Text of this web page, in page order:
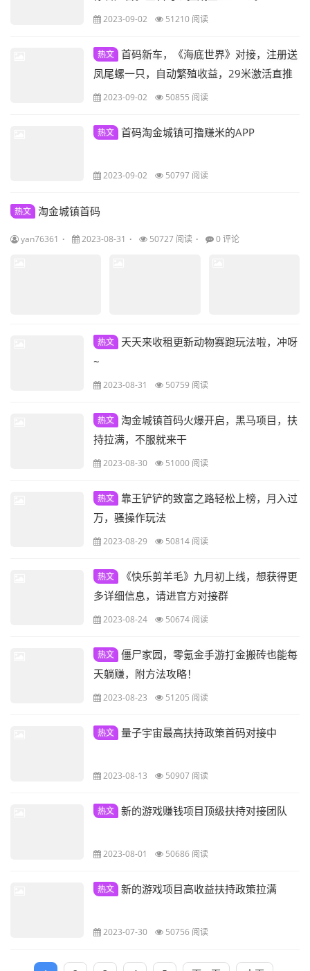
2023-09-02 51210 阅读
热文 首码新车，《海底世界》对接，注册送
凤尾螺一只，自动繁殖收益，29米激活直推
奖励3米。
2023-09-02 50855 阅读
热文 首码淘金城镇可撸赚米的APP
2023-09-02 50797 阅读
热文 淘金城镇首码
yan76361 2023-08-31 50727 阅读 0 评论
热文
天天来收租更新动物赛跑玩法啦，冲呀
~
2023-08-31 50759 阅读
热文 淘金城镇首码火爆开启，黑马项目，扶
持拉满，不服就来干
2023-08-30 51000 阅读
热文
靠王铲铲的致富之路轻松上榜，月入过
万，骚操作玩法
2023-08-29 50814 阅读
热文
《快乐剪羊毛》九月初上线，想获得更
多详细信息，请进官方对接群
2023-08-24 50674 阅读
热文 僵尸家园，零氪金手游打金搬砖也能每
天躺赚，附方法攻略！
2023-08-23 51205 阅读
热文 量子宇宙最高扶持政策首码对接中
2023-08-13 50907 阅读
热文 新的游戏赚钱项目顶级扶持对接团队
2023-08-01 50686 阅读
热文 新的游戏项目高收益扶持政策拉满
2023-07-30 50756 阅读